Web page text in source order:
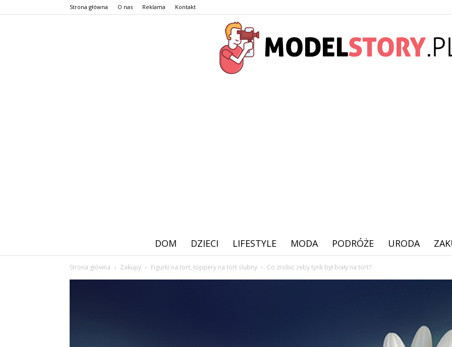
Strona główna O nas Reklama Kontakt
DOM DZIECI LIFESTYLE MODA PODRÓŻE URODA
Strona główna Zakupy Figurki na tort, toppery na tort ślubny Co zrobić żeby tynk był biały na tort?